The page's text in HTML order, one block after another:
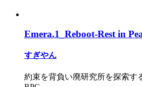
Emera.1_Reboot-Rest in
すぎやん
約束を背負い廃研究所を探索す